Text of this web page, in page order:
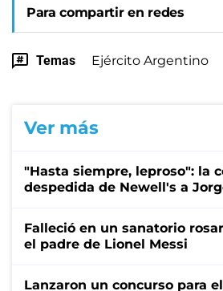
Para compartir en redes
Temas Ejército Argentino
Ver más
"Hasta siempre, leproso": la
despedida de Newell's a
Falleció en un sanatorio
el padre de Lionel Messi
Lanzaron un concurso para